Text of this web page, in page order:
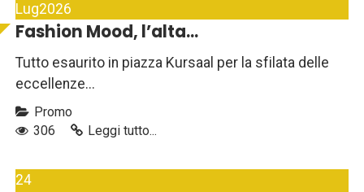
Lug2026
Fashion Mood, l’alta...
Tutto esaurito in piazza Kursaal per la sfilata delle
eccellenze...
Promo
306
Leggi tutto...
24